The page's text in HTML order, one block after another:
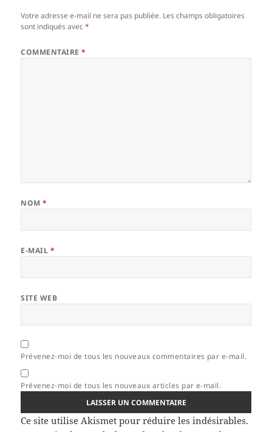
Votre adresse e-mail ne sera pas publiée. Les champs obligatoires
sont indiqués avec*
COMMENTAIRE*
NOM*
E-MAIL *
SITE WEB
Prévenez-moi de tous les nouveaux commentaires par e-mail.
Prévenez-moi de tous les nouveaux articles par e-mail.
Ce site utilise Akismet pour réduire les indésirables.